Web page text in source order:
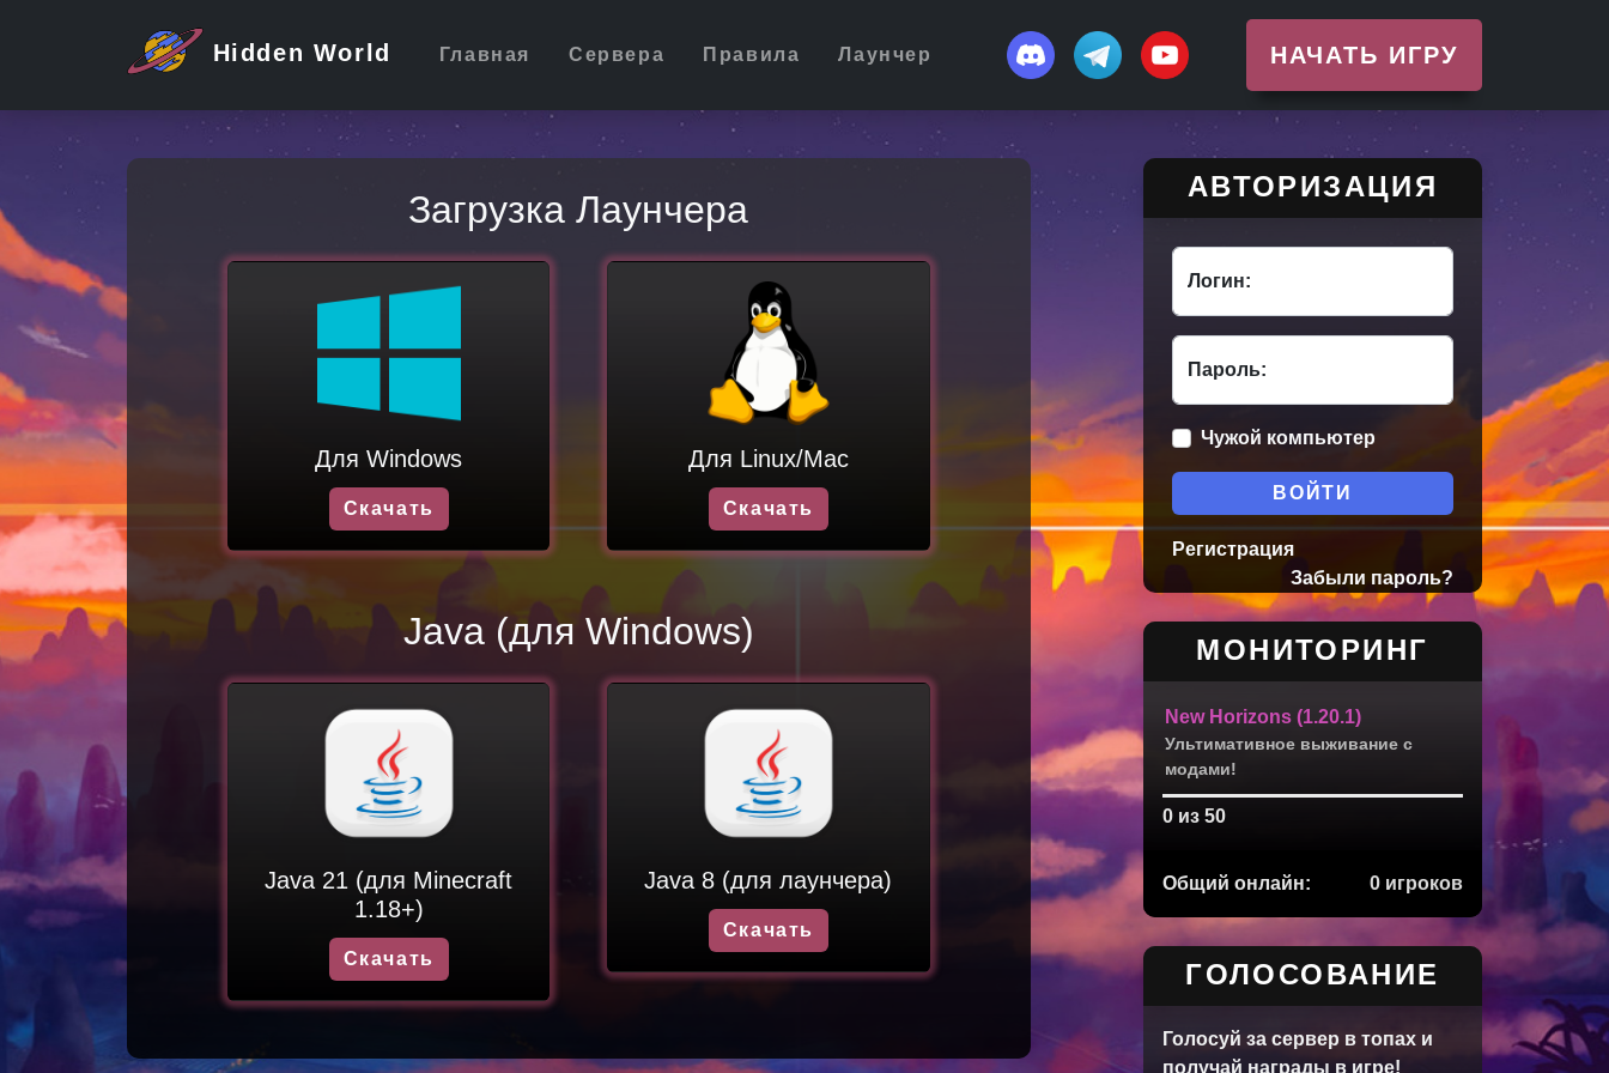
Hidden World Главная Сервера Правила Лаунчер НАЧАТЬ ИГРУ
Загрузка Лаунчера
Для Windows
Скачать
Для Linux/Mac
Скачать
Java (для Windows)
Java 21 (для Minecraft
1.18+)
Скачать
Java 8 (для лаунчера)
Скачать
АВТОРИЗАЦИЯ
Логин:
Пароль:
Чужой компьютер
ВОЙТИ
Регистрация
Забыли пароль?
МОНИТОРИНГ
New Horizons (1.20.1)
Ультимативное выживание с
модами!
0 из 50
Общий онлайн: 0 игроков
ГОЛОСОВАНИЕ
Голосуй за сервер в топах и
получай награды в игре!